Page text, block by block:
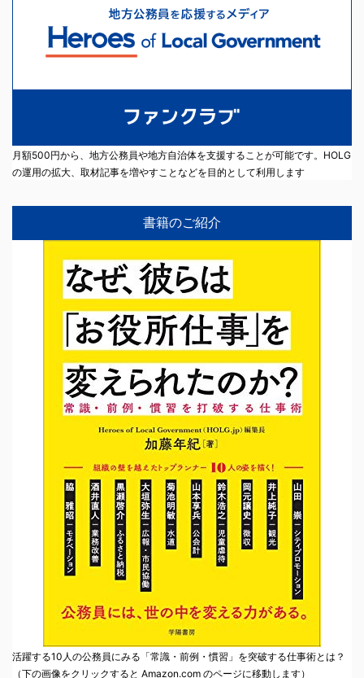
月額500円から、地方公務員や地方自治体を支援することが可能です。HOLG
の運用の拡大、取材記事を増やすことなどを目的として利用します
書籍のご紹介
活躍する10人の公務員にみる「常識・前例・慣習」を突破する仕事術とは？
（下の画像をクリックすると Amazon.com のページに移動します）